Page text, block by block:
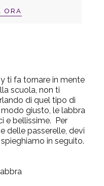
ORA
ti fa tornare in mente
scuola, non ti
di quel tipo di
giusto, le labbra
e bellissime. Per
delle passerelle, devi
in seguito.